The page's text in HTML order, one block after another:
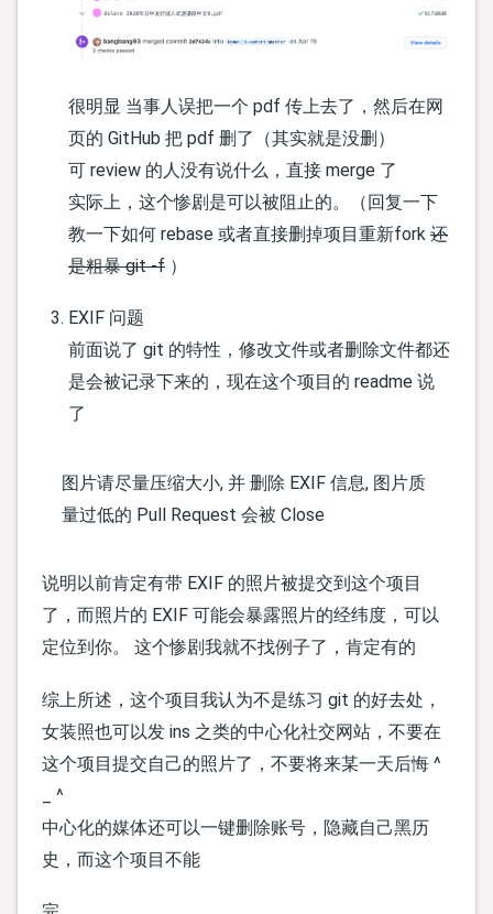
很明显 当事人误把一个 pdf 传上去了，然后在网
页的 GitHub 把 pdf 删了（其实就是没删）
可 review 的人没有说什么，直接 merge 了
实际上，这个惨剧是可以被阻止的。（回复一下
教一下如何 rebase 或者直接删掉项目重新fork 还
是粗暴 git -f ）
EXIF 问题
前面说了 git 的特性，修改文件或者删除文件都还
是会被记录下来的，现在这个项目的 readme 说
了
图片请尽量压缩大小, 并 删除 EXIF 信息, 图片质
量过低的 Pull Request 会被 Close
说明以前肯定有带 EXIF 的照片被提交到这个项目
了，而照片的 EXIF 可能会暴露照片的经纬度，可以
定位到你。 这个惨剧我就不找例子了，肯定有的
综上所述，这个项目我认为不是练习 git 的好去处，
女装照也可以发 ins 之类的中心化社交网站，不要在
这个项目提交自己的照片了，不要将来某一天后悔 ^
_ ^
中心化的媒体还可以一键删除账号，隐藏自己黑历
史，而这个项目不能